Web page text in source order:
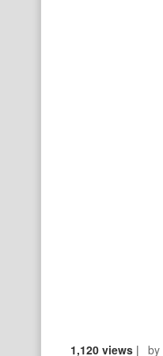
1,120 views | by